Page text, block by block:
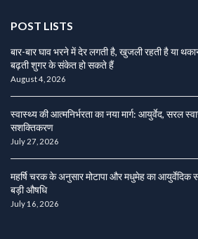
POST LISTS
बार-बार घाव भरने में देर लगती है, खुजली रहती है या
बढ़ती शुगर के संकेत हो सकते हैं
August 4, 2026
स्वास्थ्य की आत्मनिर्भरता का नया मार्ग: आयुर्वेद, सरल
सशक्तिकरण
July 27, 2026
महर्षि चरक के अनुसार मोटापा और मधुमेह का आयुर्वेदिक
बड़ी औषधि
July 16, 2026